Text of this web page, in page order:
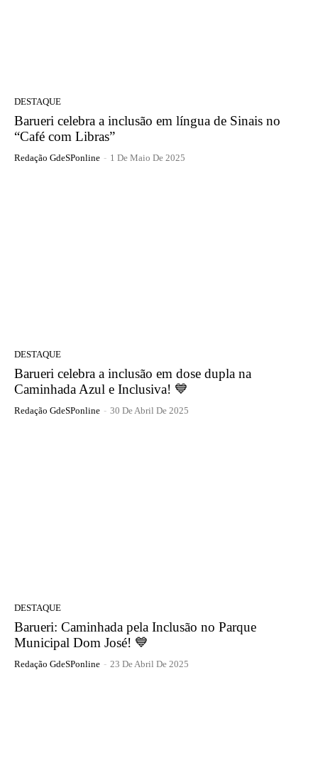
DESTAQUE
Barueri celebra a inclusão em língua de Sinais no
“Café com Libras”
Redação GdeSPonline - 1 De Maio De 2025
DESTAQUE
Barueri celebra a inclusão em dose dupla na
Caminhada Azul e Inclusiva! 💙
Redação GdeSPonline - 30 De Abril De 2025
DESTAQUE
Barueri: Caminhada pela Inclusão no Parque
Municipal Dom José! 💙
Redação GdeSPonline - 23 De Abril De 2025